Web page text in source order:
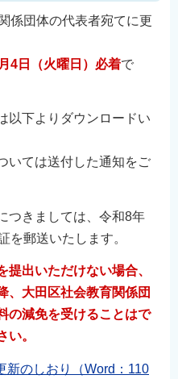
係団体の代表者宛てに更
4日（火曜日）必着で
以下よりダウンロードい
いては送付した通知をご
つきましては、令和8年
を郵送いたします。
提出いただけない場合、
、大田区社会教育関係団
の減免を受けることはで
い。
新のしおり（Word：110